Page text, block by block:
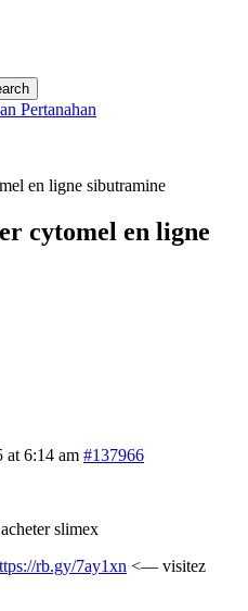
Pertanahan
en ligne sibutramine
cytomel en ligne
at 6:14 am #137966
slimex
rb.gy/7ay1xn <— visitez